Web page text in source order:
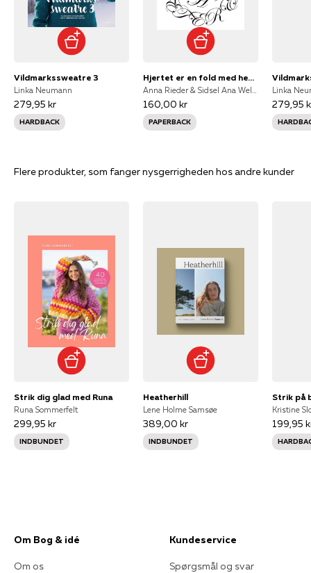
Vildmarkssweatre 3
Linka Neumann
279,95 kr
HARDBACK
Hjertet er en fold med heste
160,00 kr
PAPERBACK
Linka
279,95
Flere produkter, som fanger nysgerrigheden hos andre kunder
Strik dig glad med Runa
Runa Sommerfelt
299,95 kr
INDBUNDET
Heatherhill
Lene Holme Samsøe
389,00 kr
INDBUNDET
Strik på
Kristine
199,95
Om Bog & idé
Om os
Kundeservice
Spørgsmål og svar